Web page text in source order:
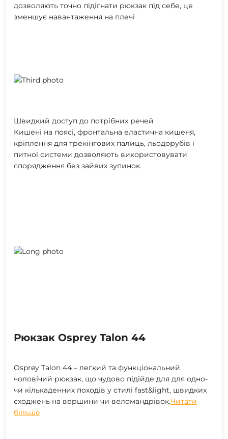
дозволяють точно підігнати рюкзак під себе, це
зменшує навантаження на плечі
Швидкий доступ до потрібних речей
Кишені на поясі, фронтальна еластична кишеня,
кріплення для трекінгових палиць, льодорубів і
питної системи дозволяють використовувати
спорядження без зайвих зупинок.
Рюкзак Osprey Talon 44
Osprey Talon 44 – легкий та функціональний
чоловічий рюкзак, що чудово підійде для для одно-
чи кількаденних походів у стилі fast&light, швидких
сходжень на вершини чи веломандрівок.Читати
більше